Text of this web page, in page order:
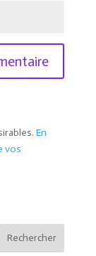
En
vos